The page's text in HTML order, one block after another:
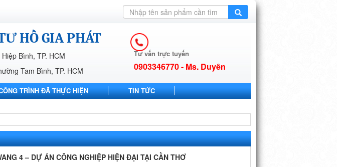
HỒ GIA PHÁT
Bình, TP. HCM
Tam Bình, TP. HCM
Tư vấn trực tuyến
0903346770 - Ms. Duyên
TRÌNH ĐÃ THỰC HIỆN
TIN TỨC
4 – DỰ ÁN CÔNG NGHIỆP HIỆN ĐẠI TẠI CẦN THƠ